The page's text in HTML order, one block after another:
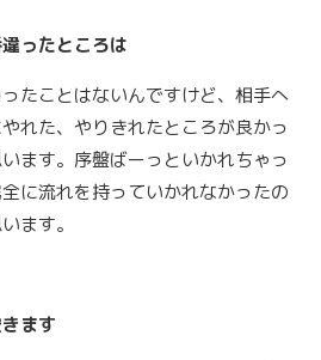
ったところは
たことはないんですけど、相手へ
れた、やりきれたところが良かっ
ます。序盤ばーっといかれちゃっ
に流れを持っていかれなかったの
ます。
ます